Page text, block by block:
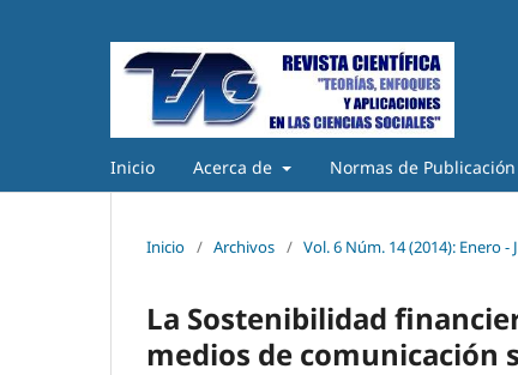
Inicio Acerca de Normas de Publicación
Inicio / Archivos / Vol. 6 Núm. 14 (2014): Enero -
La Sostenibilidad
medios de comunicación